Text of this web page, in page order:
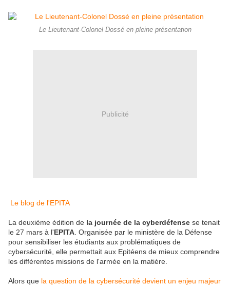
Le Lieutenant-Colonel Dossé en pleine présentation
Publicité
Le blog de l'EPITA
La deuxième édition de la journée de la cyberdéfense se tenait
le 27 mars à l'EPITA . Organisée par le ministère de la Défense
pour sensibiliser les étudiants aux problématiques de
cybersécurité, elle permettait aux Epitéens de mieux comprendre
les différentes missions de l'armée en la matière.
Alors que la question de la cybersécurité devient un enjeu majeur